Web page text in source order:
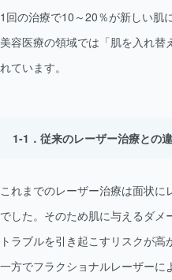
1回の治療で10～20％が新しい肌
美容医療の領域では「肌を入れ替
れています。
従来のレーザー治療との
これまでのレーザー治療は面状
でした。そのため肌に与えるダ
トラブルを引き起こすリスクが高
一方でフラクショナルレーザーに